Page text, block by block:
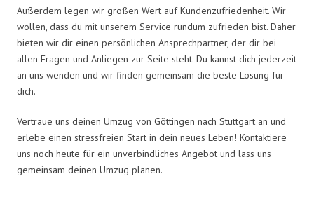
Außerdem legen wir großen Wert auf Kundenzufriedenheit. Wir
wollen, dass du mit unserem Service rundum zufrieden bist. Daher
bieten wir dir einen persönlichen Ansprechpartner, der dir bei
allen Fragen und Anliegen zur Seite steht. Du kannst dich jederzeit
an uns wenden und wir finden gemeinsam die beste Lösung für
dich.
Vertraue uns deinen Umzug von Göttingen nach Stuttgart an und
erlebe einen stressfreien Start in dein neues Leben! Kontaktiere
uns noch heute für ein unverbindliches Angebot und lass uns
gemeinsam deinen Umzug planen.